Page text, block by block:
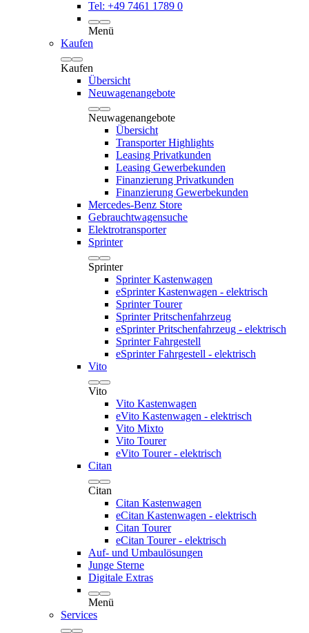
Tel: +49 7461 1789 0
Menü
Kaufen
Kaufen
Übersicht
Neuwagenangebote
Neuwagenangebote
Übersicht
Transporter Highlights
Leasing Privatkunden
Leasing Gewerbekunden
Finanzierung Privatkunden
Finanzierung Gewerbekunden
Mercedes-Benz Store
Gebrauchtwagensuche
Elektrotransporter
Sprinter
Sprinter
Sprinter Kastenwagen
eSprinter Kastenwagen - elektrisch
Sprinter Tourer
Sprinter Pritschenfahrzeug
eSprinter Pritschenfahrzeug - elektrisch
Sprinter Fahrgestell
eSprinter Fahrgestell - elektrisch
Vito
Vito
Vito Kastenwagen
eVito Kastenwagen - elektrisch
Vito Mixto
Vito Tourer
eVito Tourer - elektrisch
Citan
Citan
Citan Kastenwagen
eCitan Kastenwagen - elektrisch
Citan Tourer
eCitan Tourer - elektrisch
Auf- und Umbaulösungen
Junge Sterne
Digitale Extras
Menü
Services